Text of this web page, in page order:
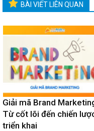
BÀI VIẾT LIÊN QUAN
Giải mã Brand
Từ cốt lõi đến chiến
triển khai